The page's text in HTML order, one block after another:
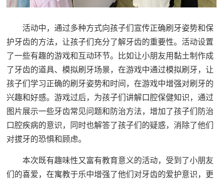
活动中，通过多种方式向孩子们宣传正确刷牙姿势和保
护牙齿的方法，让孩子们充分了解牙齿的重要性。活动设置
了一些有趣的游戏和互动环节。比如让小朋友用黏土制作成
了牙齿的道具、模拟刷牙场景，在游戏中通过模拟刷牙，让
孩子们学习正确的刷牙姿势和时间，在游戏中增强对刷牙的
兴趣和好感。游戏过后，为孩子们讲解口腔保健知识，通过
图片展示一些牙齿常见问题和防治方法，增加了孩子们防治
口腔疾病的意识，同时也解答了孩子们的疑惑，消除了他们
对拔牙的恐惧和顾虑。
本次既有趣味性又富有教育意义的活动，受到了小朋友
们的喜爱，在寓教于乐中增强了他们对牙齿的爱护意识，更